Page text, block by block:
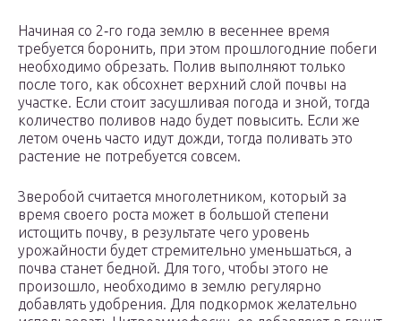
Начиная со 2‑го года землю в весеннее время
требуется боронить, при этом прошлогодние побеги
необходимо обрезать. Полив выполняют только
после того, как обсохнет верхний слой почвы на
участке. Если стоит засушливая погода и зной, тогда
количество поливов надо будет повысить. Если же
летом очень часто идут дожди, тогда поливать это
растение не потребуется совсем.
Зверобой считается многолетником, который за
время своего роста может в большой степени
истощить почву, в результате чего уровень
урожайности будет стремительно уменьшаться, а
почва станет бедной. Для того, чтобы этого не
произошло, необходимо в землю регулярно
добавлять удобрения. Для подкормок желательно